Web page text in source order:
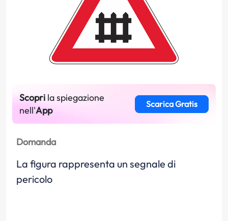
Scopri la spiegazione
nell'App
Scarica Gratis
Domanda
La figura rappresenta un segnale di
pericolo